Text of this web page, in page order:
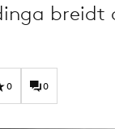
Digital
Diversiteit
breidt
0 0